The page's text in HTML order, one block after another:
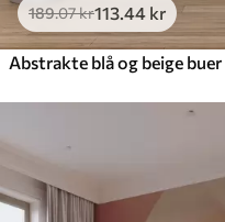
189.07kr113 .44 kr
Abstrakte blå og beige buer